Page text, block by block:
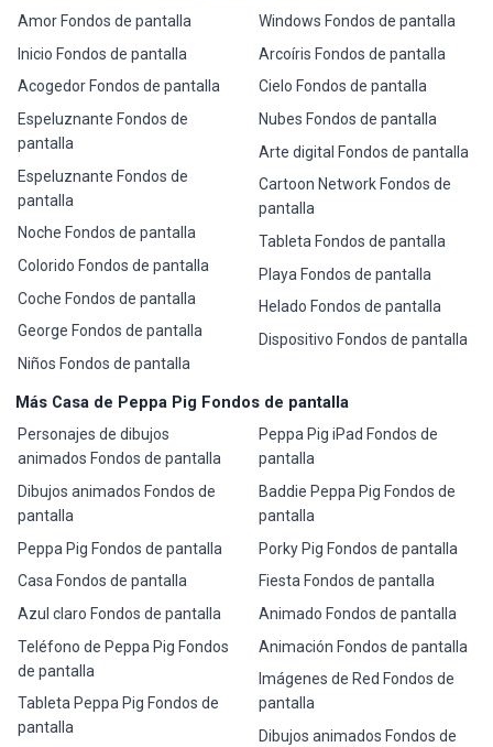
Amor Fondos de pantalla
Inicio Fondos de pantalla
Acogedor Fondos de pantalla
Espeluznante Fondos de
pantalla
Espeluznante Fondos de
pantalla
Noche Fondos de pantalla
Colorido Fondos de pantalla
Coche Fondos de pantalla
George Fondos de pantalla
Niños Fondos de pantalla
Windows Fondos de pantalla
Arcoíris Fondos de pantalla
Cielo Fondos de pantalla
Nubes Fondos de pantalla
Arte digital Fondos de pantalla
Cartoon Network Fondos de
pantalla
Tableta Fondos de pantalla
Playa Fondos de pantalla
Helado Fondos de pantalla
Dispositivo Fondos de pantalla
Más Casa de Peppa Pig Fondos de pantalla
Personajes de dibujos
animados Fondos de pantalla
Dibujos animados Fondos de
pantalla
Peppa Pig Fondos de pantalla
Casa Fondos de pantalla
Azul claro Fondos de pantalla
Teléfono de Peppa Pig Fondos
de pantalla
Tableta Peppa Pig Fondos de
pantalla
Peppa Pig iPad Fondos de
pantalla
Baddie Peppa Pig Fondos de
pantalla
Porky Pig Fondos de pantalla
Fiesta Fondos de pantalla
Animado Fondos de pantalla
Animación Fondos de pantalla
Imágenes de Red Fondos de
pantalla
Dibujos animados Fondos de